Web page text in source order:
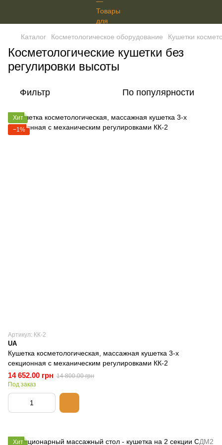
Каталог Косметологическое оборудование Кушетки
Косметологические кушетки без
регулировки высоты
Фильтр По популярности
Хит
−1%
Артикул: КК-2
UA
Кушетка косметологическая, массажная кушетка 3-х
секционная с механическим регулировками КК-2
14 652.00 грн 14 800.00 грн
Под заказ
Хит